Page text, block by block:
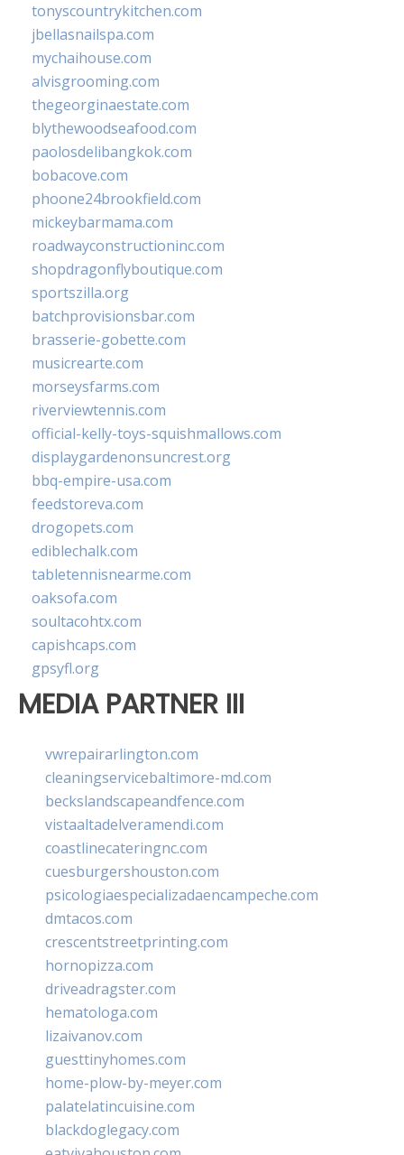
tonyscountrykitchen.com
jbellasnailspa.com
mychaihouse.com
alvisgrooming.com
thegeorginaestate.com
blythewoodseafood.com
paolosdelibangkok.com
bobacove.com
phoone24brookfield.com
mickeybarmama.com
roadwayconstructioninc.com
shopdragonflyboutique.com
sportszilla.org
batchprovisionsbar.com
brasserie-gobette.com
musicrearte.com
morseysfarms.com
riverviewtennis.com
official-kelly-toys-squishmallows.com
displaygardenonsuncrest.org
bbq-empire-usa.com
feedstoreva.com
drogopets.com
ediblechalk.com
tabletennisnearme.com
oaksofa.com
soultacohtx.com
capishcaps.com
gpsyfl.org
MEDIA PARTNER III
vwrepairarlington.com
cleaningservicebaltimore-md.com
beckslandscapeandfence.com
vistaaltadelveramendi.com
coastlinecateringnc.com
cuesburgershouston.com
psicologiaespecializadaencampeche.com
dmtacos.com
crescentstreetprinting.com
hornopizza.com
driveadragster.com
hematologa.com
lizaivanov.com
guesttinyhomes.com
home-plow-by-meyer.com
palatelatincuisine.com
blackdoglegacy.com